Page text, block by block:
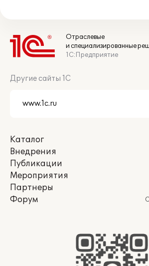
Отраслевые
и специализированные
1С:Предприятие
Другие сайты 1С
Каталог
Внедрения
Публикации
Мероприятия
Партнеры
Форум